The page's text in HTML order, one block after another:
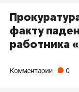
факту
работника
Комментарии 0